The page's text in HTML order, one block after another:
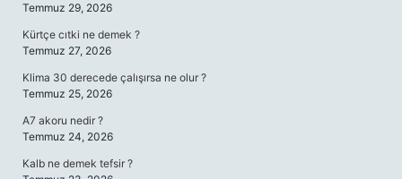
Temmuz 29, 2026
Kürtçe cıtki ne demek ?
Temmuz 27, 2026
Klima 30 derecede çalışırsa ne olur ?
Temmuz 25, 2026
A7 akoru nedir ?
Temmuz 24, 2026
Kalb ne demek tefsir ?